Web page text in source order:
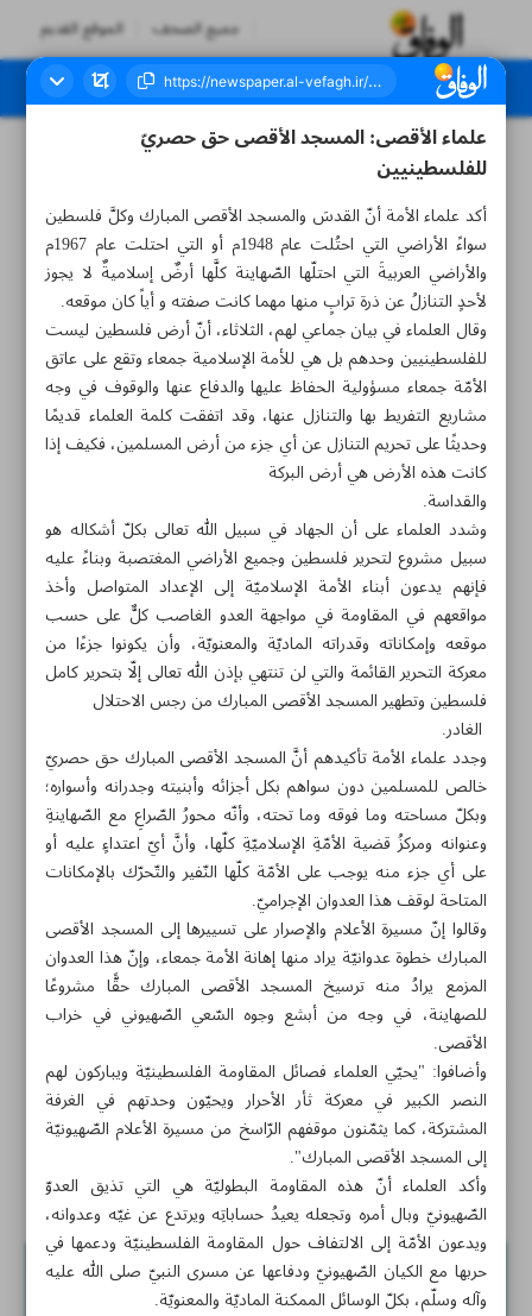
جميع الصحف الموقع القديم
العدد سبعة آلاف ومائتان وثمانية وثلاثون - ١٨ مايو ٢٠٢٣
مواضيع هذه الصفحة
الأموال السهلة للعمل الإعلامي عملت على التشتيت بين
المعارضة
الناس من سوريا إلى تركيا...النزوح المُرّ والعودة الأمرّ
القدس كلمة الله، قضية الشرفاء من خمس قارّات
علماء الأقصى: المسجد الأقصى حق حصريّ للفلسطينيين
علماء الأقصى: المسجد الأقصى حق حصريّ
للفلسطينيين
أكد علماء الأمة أنّ القدسَ والمسجد الأقصى المبارك وكلَّ فلسطين
سواءً الأراضي التي احتُلت عام 1948م أو التي احتلت عام 1967م
والأراضي العربيةَ التي احتلّها الصّهاينة كلَّها أرضٌ إسلاميةٌ لا يجوز
لأحدٍ التنازلُ عن ذرة ترابٍ منها مهما كانت صفته و أياً كان موقعه.
وقال العلماء في بيان جماعي لهم، الثلاثاء، أنّ أرض فلسطين ليست
للفلسطينيين وحدهم بل هي للأمة الإسلامية جمعاء وتقع على عاتق
الأمّة جمعاء مسؤولية الحفاظ عليها والدفاع عنها والوقوف في وجه
مشاريع التفريط بها والتنازل عنها، وقد اتفقت كلمة العلماء قديمًا
وحديثًا على تحريم التنازل عن أي جزء من أرض المسلمين، فكيف إذا
كانت هذه الأرض هي أرض البركة
والقداسة.
وشدد العلماء على أن الجهاد في سبيل الله تعالى بكلّ أشكاله هو
سبيل مشروع لتحرير فلسطين وجميع الأراضي المغتصبة وبناءً عليه
فإنهم يدعون أبناء الأمة الإسلاميّة إلى الإعداد المتواصل وأخذ
مواقعهم في المقاومة في مواجهة العدو الغاصب كلٌّ على حسب
موقعه وإمكاناته وقدراته الماديّة والمعنويّة، وأن يكونوا جزءًا من
معركة التحرير القائمة والتي لن تنتهي بإذن الله تعالى إلّا بتحرير كامل
فلسطين وتطهير المسجد الأقصى المبارك من رجس الاحتلال
الغادر.
وجدد علماء الأمة تأكيدهم أنَّ المسجد الأقصى ‏المبارك حق حصريّ
خالص للمسلمين دون سواهم بكل أجزائه وأبنيته وجدرانه وأسواره؛
وبكلّ مساحته وما فوقه وما تحته، وأنّه محورُ الصّراعِ مع الصّهاينةِ
وعنوانه ومركزُ قضية الأمّةِ الإسلاميّةِ كلّها، وأنَّ أيّ اعتداءٍ عليه أو
على أي جزء منه يوجب على الأمّة كلّها النّفير والتّحرّك ‏بالإمكانات
المتاحة لوقف هذا العدوان الإجراميّ.‏
وقالوا إنّ مسيرة الأعلام والإصرار على تسييرها إلى المسجد الأقصى
المبارك خطوة عدوانيّة يراد منها إهانة الأمة جمعاء، وإنّ هذا العدوان
المزمع يرادُ منه ترسيخ ‏المسجد الأقصى المبارك حقًّا مشروعًا
للصهاينة، في وجه من أبشع وجوه السّعي الصّهيوني في خراب
الأقصى.
وأضافوا: "يحيّي العلماء فصائل المقاومة الفلسطينيّة ويباركون لهم
النصر الكبير في معركة ثأر الأحرار ويحيّون وحدتهم في الغرفة
المشتركة، كما يثمّنون موقفهم الرّاسخ من مسيرة الأعلام الصّهيونيّة
إلى المسجد الأقصى المبارك".
وأكد العلماء أنّ هذه المقاومة البطوليّة هي التي تذيق العدوّ
الصّهيونيّ وبال أمره وتجعله يعيدُ حساباتِه ويرتدع عن غيّه وعدوانه،
ويدعون الأمّة إلى الالتفاف حول المقاومة الفلسطينيّة ودعمها في
حربها مع الكيان الصّهيونيّ ودفاعها عن مسرى النبيّ صلى الله عليه
وآله وسلّم، بكلّ الوسائل الممكنة الماديّة والمعنويّة.